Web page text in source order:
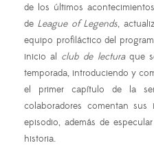
de los últimos
de League of Legends,
equipo profiláctico del
inicio al club de lecturaque
temporada, introduciendo y
el primer capítulo de la
colaboradores comentan sus
episodio, además de
historia.